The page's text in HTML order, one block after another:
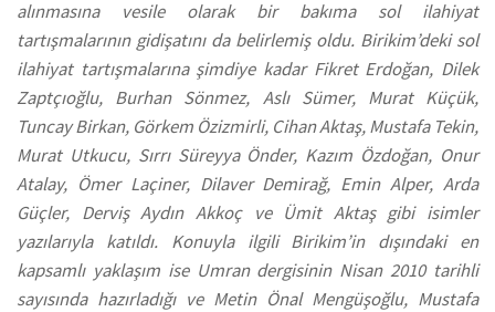
alınmasına vesile olarak bir bakıma sol ilahiyat
tartışmalarının gidişatını da belirlemiş oldu. Birikim’deki sol
ilahiyat tartışmalarına şimdiye kadar Fikret Erdoğan, Dilek
Zaptçıoğlu, Burhan Sönmez, Aslı Sümer, Murat Küçük,
Tuncay Birkan, Görkem Özizmirli, Cihan Aktaş, Mustafa Tekin,
Murat Utkucu, Sırrı Süreyya Önder, Kazım Özdoğan, Onur
Atalay, Ömer Laçiner, Dilaver Demirağ, Emin Alper, Arda
Güçler, Derviş Aydın Akkoç ve Ümit Aktaş gibi isimler
yazılarıyla katıldı. Konuyla ilgili Birikim’in dışındaki en
kapsamlı yaklaşım ise Umran dergisinin Nisan 2010 tarihli
sayısında hazırladığı ve Metin Önal Mengüşoğlu, Mustafa